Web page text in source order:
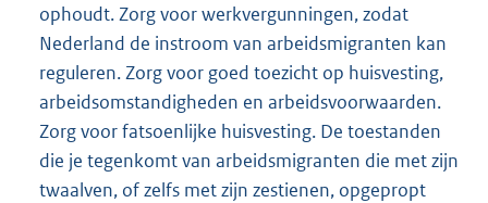
ophoudt. Zorg voor werkvergunningen, zodat
Nederland de instroom van arbeidsmigranten kan
reguleren. Zorg voor goed toezicht op huisvesting,
arbeidsomstandigheden en arbeidsvoorwaarden.
Zorg voor fatsoenlijke huisvesting. De toestanden
die je tegenkomt van arbeidsmigranten die met zijn
twaalven, of zelfs met zijn zestienen, opgepropt